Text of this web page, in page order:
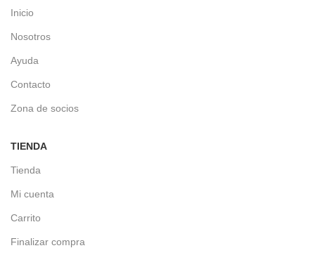
Inicio
Nosotros
Ayuda
Contacto
Zona de socios
TIENDA
Tienda
Mi cuenta
Carrito
Finalizar compra